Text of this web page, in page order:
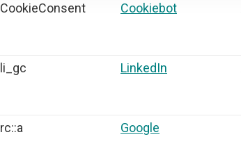
CookieConsent
Cookiebot
li_gc LinkedIn
rc::a Google